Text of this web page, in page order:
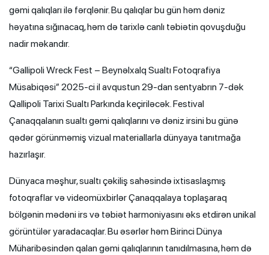
gəmi qalıqları ilə fərqlənir. Bu qalıqlar bu gün həm dəniz
həyatına sığınacaq, həm də tarixlə canlı təbiətin qovuşduğu
nadir məkandır.
“Gallipoli Wreck Fest – Beynəlxalq Sualtı Fotoqrafiya
Müsabiqəsi” 2025-ci il avqustun 29-dan sentyabrın 7-dək
Qallipoli Tarixi Sualtı Parkında keçiriləcək. Festival
Çanaqqalanın sualtı gəmi qalıqlarını və dəniz irsini bu günə
qədər görünməmiş vizual materiallarla dünyaya tanıtmağa
hazırlaşır.
Dünyaca məşhur, sualtı çəkiliş sahəsində ixtisaslaşmış
fotoqraflar və videomüxbirlər Çanaqqalaya toplaşaraq
bölgənin mədəni irs və təbiət harmoniyasını əks etdirən unikal
görüntülər yaradacaqlar. Bu əsərlər həm Birinci Dünya
Müharibəsindən qalan gəmi qalıqlarının tanıdılmasına, həm də